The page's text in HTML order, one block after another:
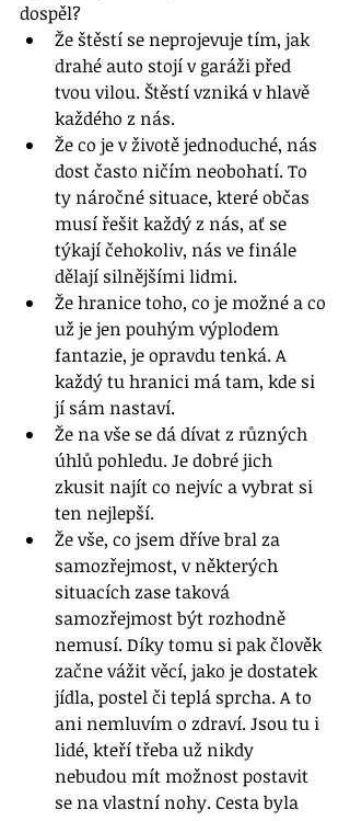
dospěl?
Že štěstí se neprojevuje tím, jak
drahé auto stojí v garáži před
tvou vilou. Štěstí vzniká v hlavě
každého z nás.
Že co je v životě jednoduché, nás
dost často ničím neobohatí. To
ty náročné situace, které občas
musí řešit každý z nás, ať se
týkají čehokoliv, nás ve finále
dělají silnějšími lidmi.
Že hranice toho, co je možné a co
už je jen pouhým výplodem
fantazie, je opravdu tenká. A
každý tu hranici má tam, kde si
jí sám nastaví.
Že na vše se dá dívat z různých
úhlů pohledu. Je dobré jich
zkusit najít co nejvíc a vybrat si
ten nejlepší.
Že vše, co jsem dříve bral za
samozřejmost, v některých
situacích zase taková
samozřejmost být rozhodně
nemusí. Díky tomu si pak člověk
začne vážit věcí, jako je dostatek
jídla, postel či teplá sprcha. A to
ani nemluvím o zdraví. Jsou tu i
lidé, kteří třeba už nikdy
nebudou mít možnost postavit
se na vlastní nohy. Cesta byla